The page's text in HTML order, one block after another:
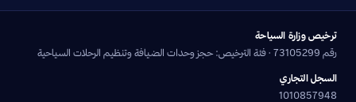
ترخيص وزارة السياحة
رقم 73105299 · فئة الترخيص: حجز وحدات الضيافة وتنظيم الرحلات السياحية
السجل التجاري
1010857948